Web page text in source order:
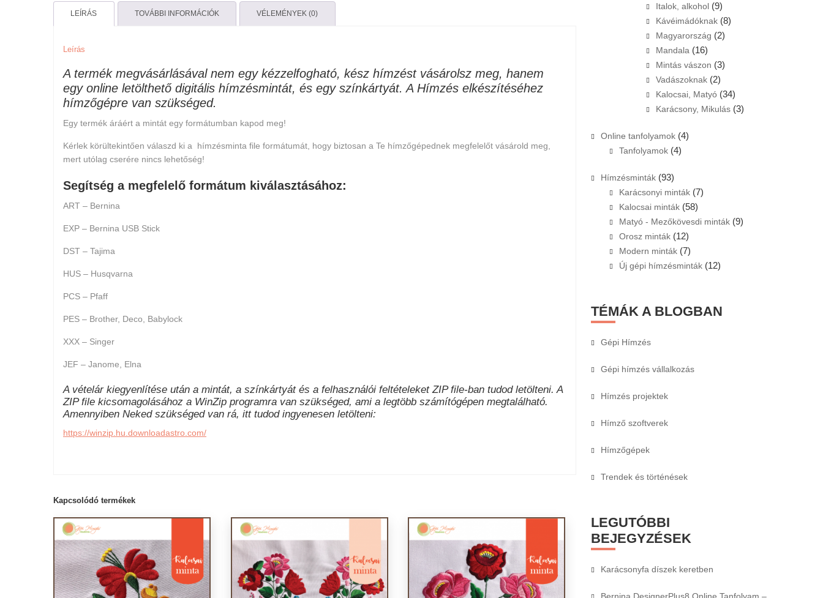
LEÍRÁS TOVÁBBI INFORMÁCIÓK VÉLEMÉNYEK (0)
Leírás
A termék megvásárlásával nem egy kézzelfogható, kész hímzést vásárolsz meg, hanem
egy online letölthető digitális hímzésmintát, és egy színkártyát. A Hímzés elkészítéséhez
hímzőgépre van szükséged.
Egy termék áráért a mintát egy formátumban kapod meg!
Kérlek körültekintően válaszd ki a hímzésminta file formátumát, hogy biztosan a Te hímzőgépednek megfelelőt vásárold meg,
mert utólag cserére nincs lehetőség!
Segítség a megfelelő formátum kiválasztásához:
ART – Bernina
EXP – Bernina USB Stick
DST – Tajima
HUS – Husqvarna
PCS – Pfaff
PES – Brother, Deco, Babylock
XXX – Singer
JEF – Janome, Elna
A vételár kiegyenlítése után a mintát, a színkártyát és a felhasználói feltételeket ZIP file-ban tudod letölteni. A
ZIP file kicsomagolásához a WinZip programra van szükséged, ami a legtöbb számítógépen megtalálható.
Amennyiben Neked szükséged van rá, itt tudod ingyenesen letölteni:
https://winzip.hu.downloadastro.com/
Kapcsolódó termékek
Italok, alkohol (9)
Kávéimádóknak (8)
Magyarország (2)
Mandala (16)
Mintás vászon (3)
Vadászoknak (2)
Kalocsai, Matyó (34)
Karácsony, Mikulás (3)
Online tanfolyamok (4)
Tanfolyamok (4)
Hímzésminták (93)
Karácsonyi minták (7)
Kalocsai minták (58)
Matyó - Mezőkövesdi minták (9)
Orosz minták (12)
Modern minták (7)
Új gépi hímzésminták (12)
TÉMÁK A BLOGBAN
Gépi Hímzés
Gépi hímzés vállalkozás
Hímzés projektek
Hímző szoftverek
Hímzőgépek
Trendek és történések
LEGUTÓBBI
BEJEGYZÉSEK
Karácsonyfa díszek keretben